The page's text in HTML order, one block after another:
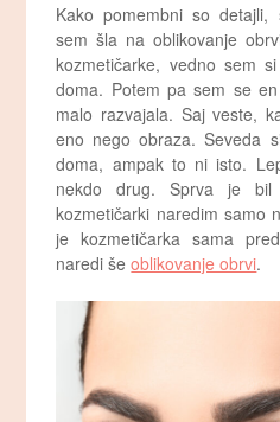
Kako pomembni so
sem šla na oblikovanje
kozmetičarke, vedno sem
doma. Potem pa sem se
malo razvajala. Saj veste,
eno nego obraza. Seveda
doma, ampak to ni isto.
nekdo drug. Sprva je
kozmetičarki naredim samo
je kozmetičarka sama
naredi šeoblikovanje obrvi.